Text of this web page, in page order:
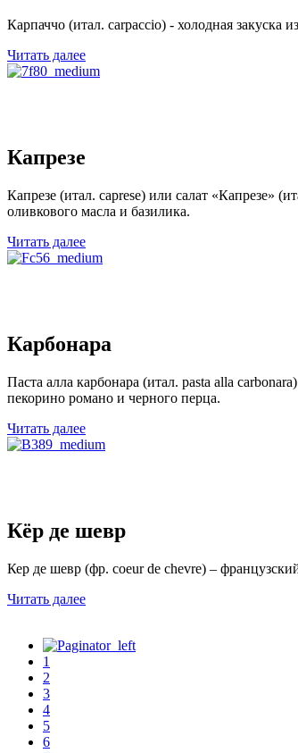
Карпаччо (итал. carpaccio) - холодная закуска
Читать далее
Капрезе
Капрезе (итал. caprese) или салат «Капрезе»
оливкового масла и базилика.
Читать далее
Карбонара
Паста алла карбонара (итал. pasta alla
пекорино романо и черного перца.
Читать далее
Кёр де шевр
Кер де шевр (фр. сoeur de chevre) –
Читать далее
1
2
3
4
5
6